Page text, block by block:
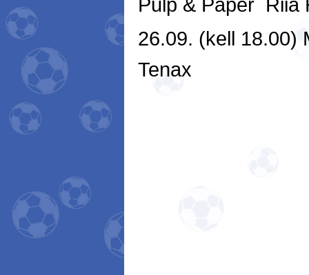
Pulp & Paper  Riia
26.09. (kell 18.00)
Tenax